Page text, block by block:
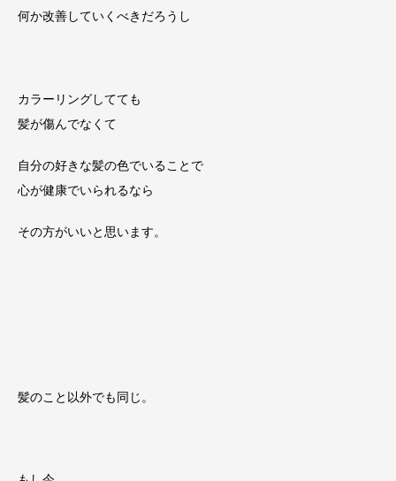
何か改善していくべきだろうし
カラーリングしてても
髪が傷んでなくて
自分の好きな髪の色でいることで
心が健康でいられるなら
その方がいいと思います。
髪のこと以外でも同じ。